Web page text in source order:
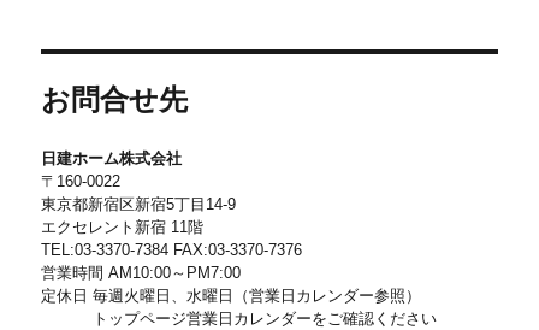
お問合せ先
日建ホーム株式会社
〒160-0022
東京都新宿区新宿5丁目14-9
エクセレント新宿 11階
TEL:03-3370-7384 FAX:03-3370-7376
営業時間 AM10:00～PM7:00
定休日 毎週火曜日、水曜日（営業日カレンダー参照）
トップページ営業日カレンダーをご確認ください